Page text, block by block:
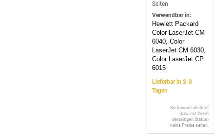
Seiten
Verwendbar in:
Hewlett Packard
Color LaserJet CM
6040, Color
LaserJet CM 6030,
Color LaserJet CP
6015
Lieferbar in 2-3
Tagen
Sie können als Gast
(bzw. mit Ihrem
derzeitigen Status)
keine Preise sehen.